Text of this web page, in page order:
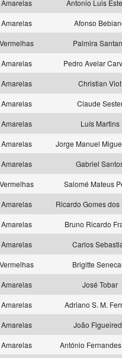
Amarelas
Antonio Luis
Amarelas
Afonso
Vermelhas
Palmira
Amarelas
Pedro Avelar
Amarelas
Christian Viot
Amarelas
Claude
Amarelas
Luís Martins
Amarelas
Jorge Manuel
Amarelas
Gabriel
Vermelhas
Salomé Mateus
Amarelas
Ricardo Gomes dos
Amarelas
Bruno Ricardo
Amarelas
Carlos
Vermelhas
Brigitte
Amarelas
José Tobar
Amarelas
Adriano S. M.
Amarelas
João
Amarelas
António